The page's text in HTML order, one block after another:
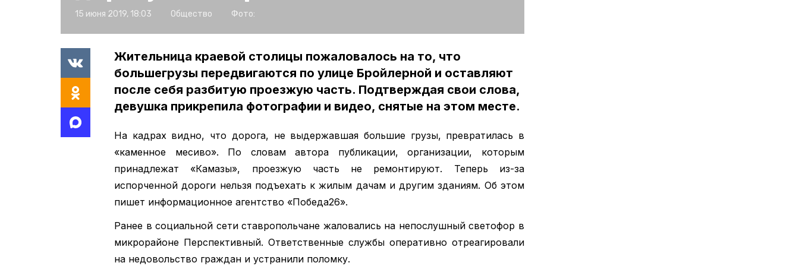
15 июня 2019, 18:03 Общество Фото:
Жительница краевой столицы пожаловалось на то, что
большегрузы передвигаются по улице Бройлерной и оставляют
после себя разбитую проезжую часть. Подтверждая свои слова,
девушка прикрепила фотографии и видео, снятые на этом месте.
На кадрах видно, что дорога, не выдержавшая большие грузы, превратилась в
«каменное месиво». По словам автора публикации, организации, которым
принадлежат «Камазы», проезжую часть не ремонтируют. Теперь из-за
испорченной дороги нельзя подъехать к жилым дачам и другим зданиям. Об этом
пишет информационное агентство «Победа26».
Ранее в социальной сети ставропольчане жаловались на непослушный светофор в
микрорайоне Перспективный. Ответственные службы оперативно отреагировали
на недовольство граждан и устранили поломку.